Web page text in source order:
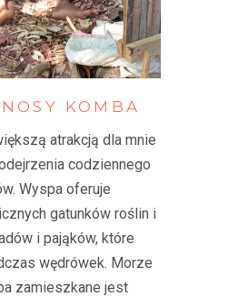
NOSY KOMBA
atrakcją dla mnie
codziennego
Wyspa oferuje
gatunków roślin i
i pająków, które
wędrówek. Morze
zamieszkane jest